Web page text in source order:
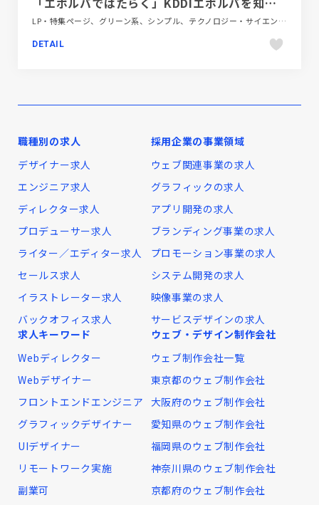
LP・特集ページ、グリーン系、シンプル、テクノロジー・サイエンス、フラットデザイン、ホワイト系、ポップ、大きめ写真、金融・法律・人材・専門職
DETAIL
職種別の求人
デザイナー求人
エンジニア求人
ディレクター求人
プロデューサー求人
ライター／エディター求人
セールス求人
イラストレーター求人
バックオフィス求人
採用企業の事業領域
ウェブ関連事業の求人
グラフィックの求人
アプリ開発の求人
ブランディング事業の求人
プロモーション事業の求人
システム開発の求人
映像事業の求人
サービスデザインの求人
求人キーワード
Webディレクター
Webデザイナー
フロントエンドエンジニア
グラフィックデザイナー
UIデザイナー
リモートワーク実施
副業可
ウェブ・デザイン制作会社
ウェブ制作会社一覧
東京都のウェブ制作会社
大阪府のウェブ制作会社
愛知県のウェブ制作会社
福岡県のウェブ制作会社
神奈川県のウェブ制作会社
京都府のウェブ制作会社